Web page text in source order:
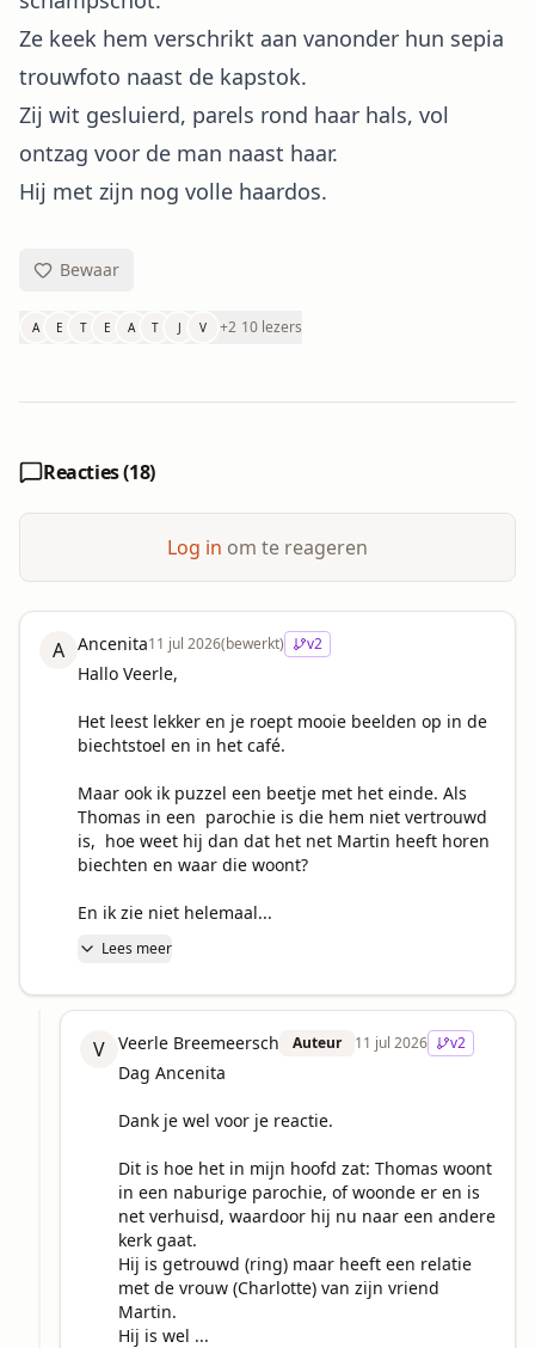
Ze keek hem verschrikt aan vanonder hun sepia
trouwfoto naast de kapstok.
Zij wit gesluierd, parels rond haar hals, vol
ontzag voor de man naast haar.
Hij met zijn nog volle haardos.
Bewaar
A E T E A T J V +2 10 lezers
Reacties (18)
Log in om te reageren
A Ancenita11 jul 2026(bewerkt) v2
Hallo Veerle,
Het leest lekker en je roept mooie beelden op in de
biechtstoel en in het café.
Maar ook ik puzzel een beetje met het einde. Als
Thomas in een  parochie is die hem niet vertrouwd
is,  hoe weet hij dan dat het net Martin heeft horen
biechten en waar die woont?
En ik zie niet helemaal...
Lees meer
V Veerle Breemeersch Auteur 11 jul 2026 v2
Dag Ancenita
Dank je wel voor je reactie.
Dit is hoe het in mijn hoofd zat: Thomas woont
in een naburige parochie, of woonde er en is
net verhuisd, waardoor hij nu naar een andere
kerk gaat.
Hij is getrouwd (ring) maar heeft een relatie
met de vrouw (Charlotte) van zijn vriend
Martin.
Hij is wel ...